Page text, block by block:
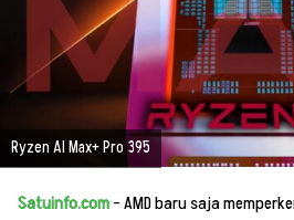
Ryzen AI Max+ Pro 395
Satuinfo.com– AMD baru saja